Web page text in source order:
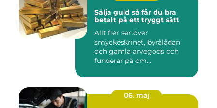
Sälja guld så får du bra
betalt på ett tryggt sätt
Allt fler ser över
smyckeskrinet, byrålådan
och gamla arvegods och
funderar på om
06. maj